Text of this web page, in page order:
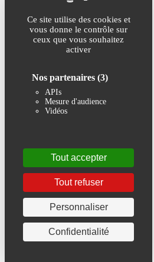
Ce site utilise des cookies et
vous donne le contrôle sur
ceux que vous souhaitez
activer
Nos partenaires (3)
APIs
Mesure d'audience
Vidéos
Tout accepter
Tout refuser
Personnaliser
Confidentialité